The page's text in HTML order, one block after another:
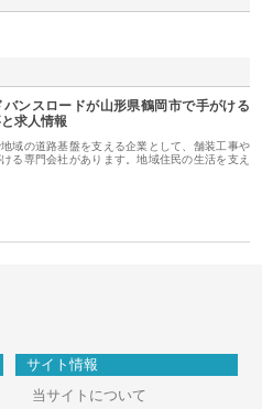
ンスロードが山形県鶴岡市で手がける
求人情報
域の道路基盤を支える企業として、舗装工事や
る専門会社があります。地域住民の生活を支え
サイト情報
当サイトについて